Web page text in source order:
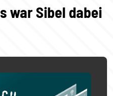
war Sibel dabei